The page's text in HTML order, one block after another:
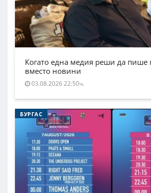
Когато една медия реши да пише
вместо новини
03.08.2026 22:50ч.
БУРГАС